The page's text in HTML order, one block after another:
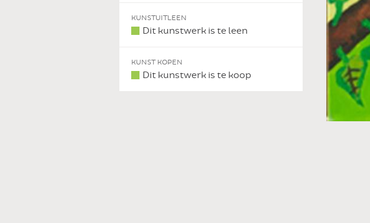
KUNSTUITLEEN
Dit kunstwerk is te leen
KUNST KOPEN
Dit kunstwerk is te koop